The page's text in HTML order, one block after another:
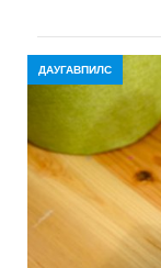
ДАУГАВПИЛС